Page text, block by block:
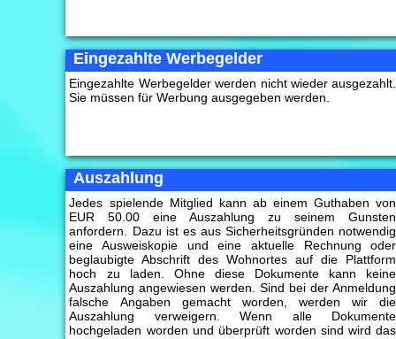
Eingezahlte Werbegelder
Eingezahlte Werbegelder werden nicht wieder ausgezahlt.
Sie müssen für Werbung ausgegeben werden.
Auszahlung
Jedes spielende Mitglied kann ab einem Guthaben von
EUR 50.00 eine Auszahlung zu seinem Gunsten
anfordern. Dazu ist es aus Sicherheitsgründen notwendig
eine Ausweiskopie und eine aktuelle Rechnung oder
beglaubigte Abschrift des Wohnortes auf die Plattform
hoch zu laden. Ohne diese Dokumente kann keine
Auszahlung angewiesen werden. Sind bei der Anmeldung
falsche Angaben gemacht worden, werden wir die
Auszahlung verweigern. Wenn alle Dokumente
hochgeladen worden und überprüft worden sind wird das